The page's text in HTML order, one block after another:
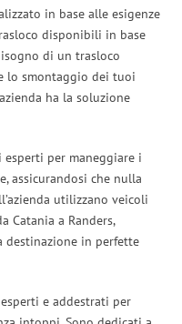
in base alle esigenze
disponibili in base
di un trasloco
lo smontaggio dei tuoi
ha la soluzione
esperti per maneggiare i
assicurandosi che nulla
utilizzano veicoli
Catania a Randers,
in perfette
e addestrati per